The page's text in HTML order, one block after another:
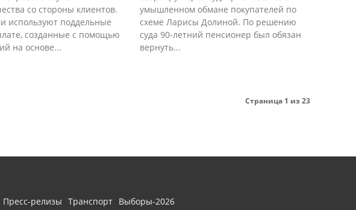
со стороны клиентов.
используют поддельные
созданные с помощью
на основе...
умышленном обмане покупателей по
схеме Ларисы Долиной. По решению
суда 90-летний пенсионер был обязан
вернуть...
Страница 1 из 23
Пресс-релизы Транспорт Выборы-2026